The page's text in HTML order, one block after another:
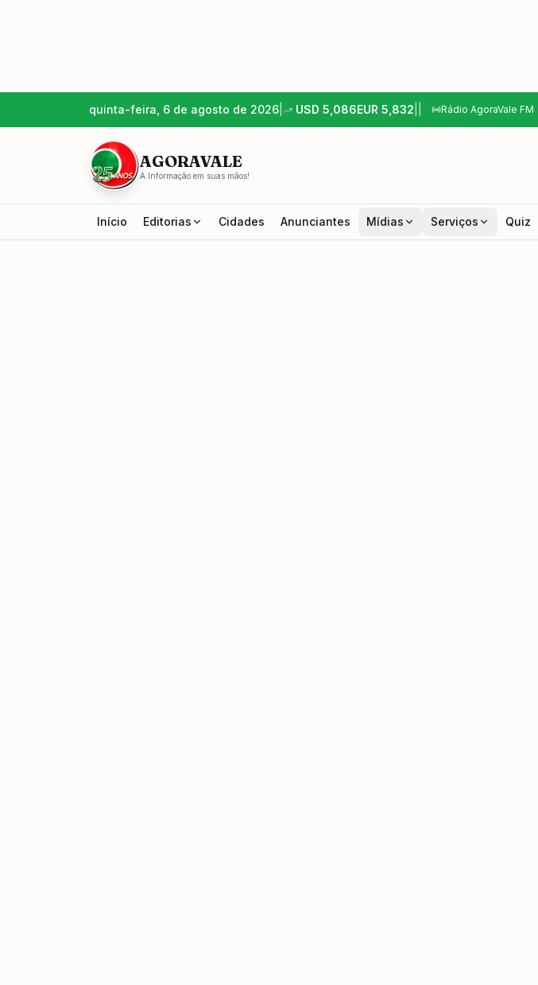
quinta-feira, 6 de agosto de 2026 USD 5,086EUR 5,832 Rádio AgoraVale FM
AGORAVALE
A Informação em suas mãos!
Início Editorias Cidades Anunciantes Mídias Serviços Quiz